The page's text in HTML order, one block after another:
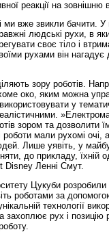
реакції на зовнішню
вже звикли бачити. У
людські рухи, в
своє тіло і
рухами він
зору роботів.
око, яким можна
у
зором та дозволити
роботи мали рухомі очі,
Лише уявіть, у
до прикладу, їхній
Disney Ленні Смут.
Цукуби
роботами за
технології
захоплює рух і